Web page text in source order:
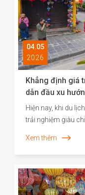
những vùng biển
04.05
2026
Khẳng định giá
dẫn đầu xu
Hiện nay, khi du
trải nghiệm giàu
châu Á. Việc Hội
phản ánh sức hút
còn cho thấy hiệu
với phát huy giá trị
Xem thêm